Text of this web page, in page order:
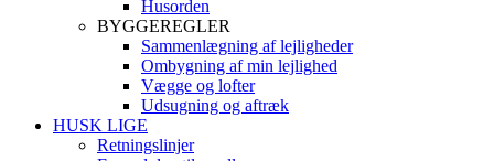
Husorden
BYGGEREGLER
Sammenlægning af lejligheder
Ombygning af min lejlighed
Vægge og lofter
Udsugning og aftræk
HUSK LIGE
Retningslinjer